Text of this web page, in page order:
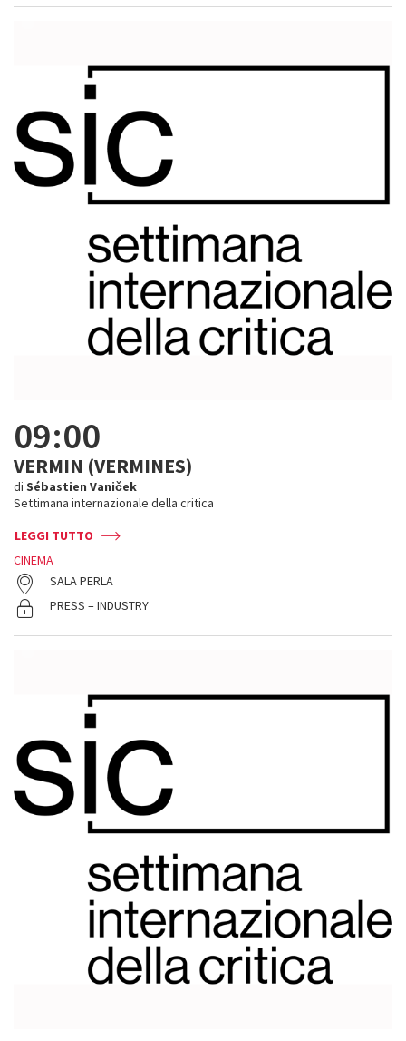
09:00
VERMIN (VERMINES)
di Sébastien Vaniček
Settimana internazionale della critica
LEGGI TUTTO
CINEMA
SALA PERLA
PRESS – INDUSTRY